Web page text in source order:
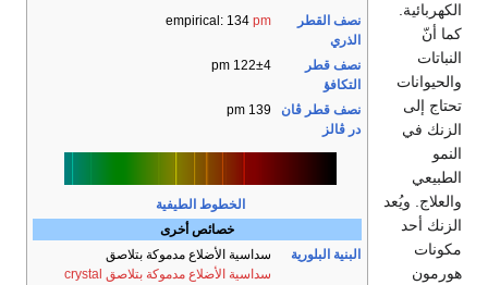
نصف القطر
الذري
empirical: 134 pm
نصف قطر
التكافؤ
122±4 pm
نصف قطر ڤان
در ڤالز
139 pm
الخطوط الطيفية
خصائص أخرى
البنية البلورية
​سداسية الأضلاع مدموكة بتلاصق
سداسية الأضلاع مدموكة بتلاصق crystal
الكهربائية.
كما أنّ
النباتات
والحيوانات
تحتاج إلى
الزنك في
النمو
الطبيعي
والعلاج. ويُعد
الزنك أحد
مكونات
هورمون